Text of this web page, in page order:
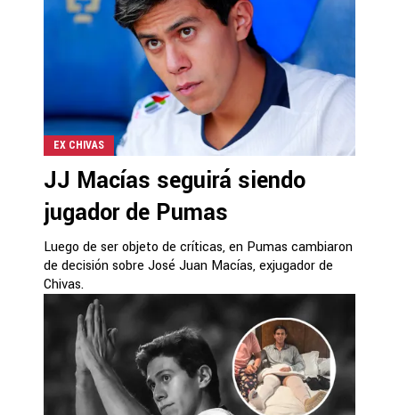
EX CHIVAS
JJ Macías seguirá siendo
jugador de Pumas
Luego de ser objeto de críticas, en Pumas cambiaron
de decisión sobre José Juan Macías, exjugador de
Chivas.